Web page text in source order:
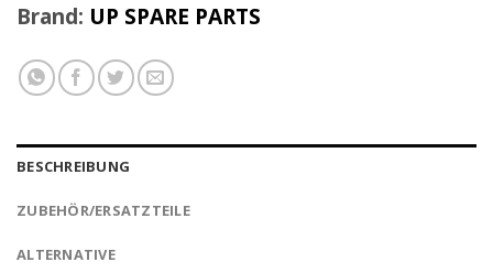
Brand: UP SPARE PARTS
BESCHREIBUNG
ZUBEHÖR/ERSATZTEILE
ALTERNATIVE